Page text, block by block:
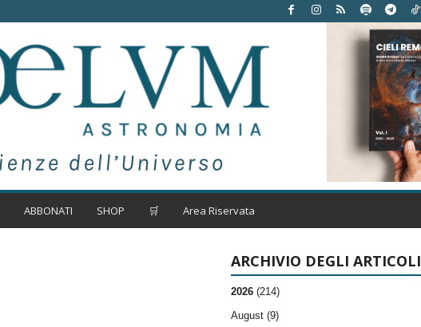
ABBONATI SHOP 🛒 Area Riservata
ARCHIVIO DEGLI ARTICOLI
2026 (214)
August (9)